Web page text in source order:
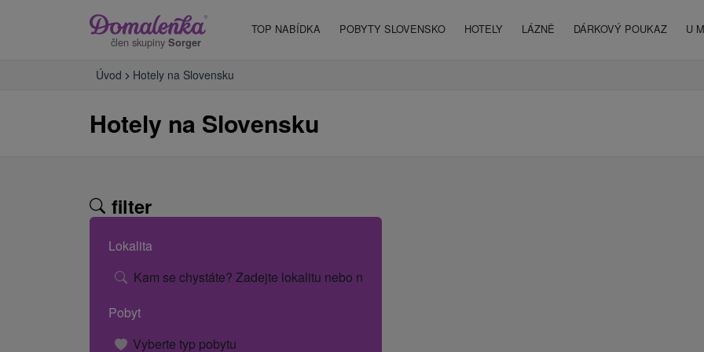
člen skupiny Sorger
TOP NABÍDKA POBYTY SLOVENSKO HOTELY LÁZNĚ DÁRKOVÝ POUKAZ U
Úvod Hotely na Slovensku
Hotely na Slovensku
filter
Lokalita
Kam se chystáte? Zadejte lokalitu nebo název hotelu.
Pobyt
Vyberte typ pobytu